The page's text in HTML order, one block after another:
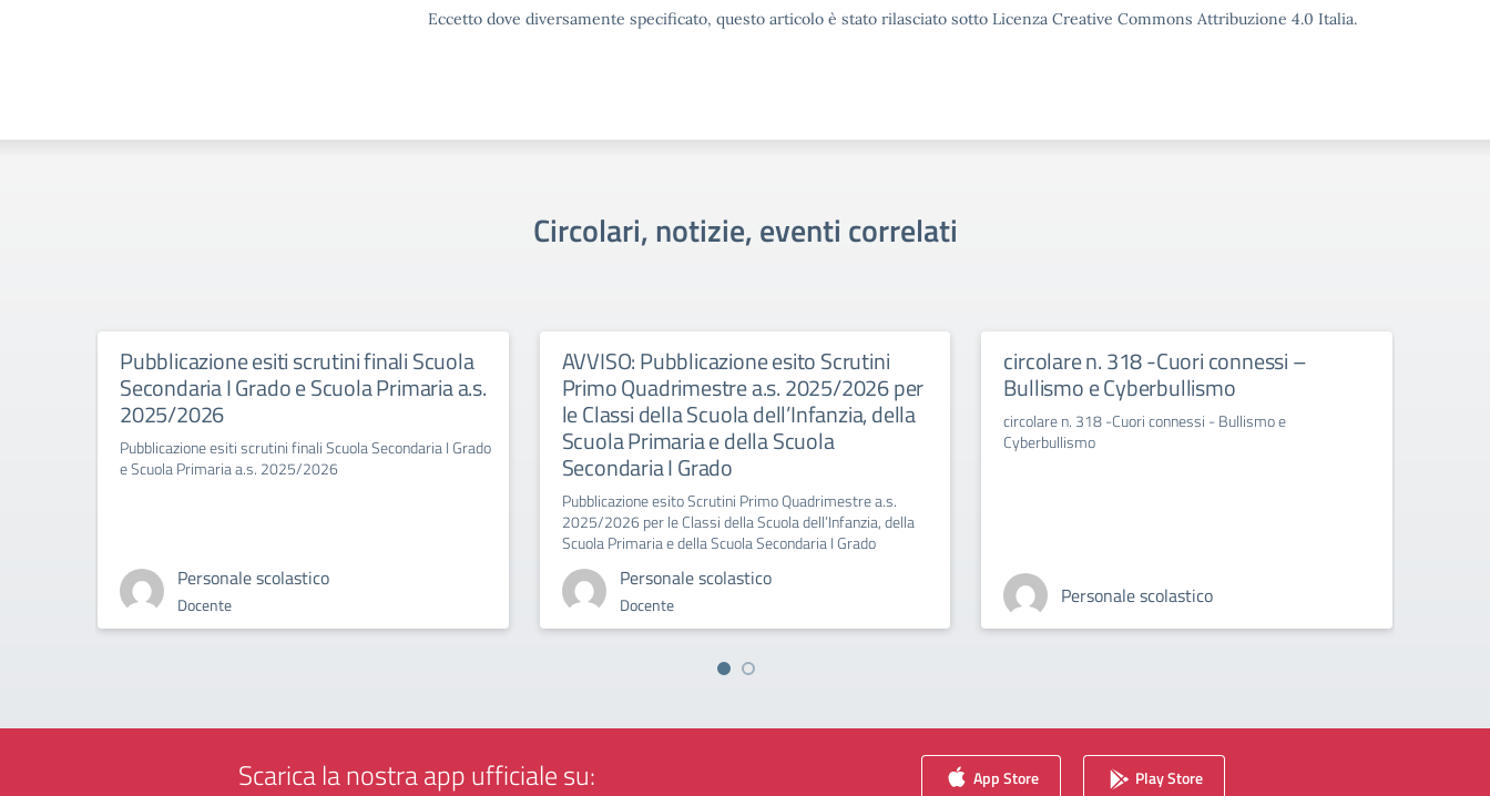
Eccetto dove diversamente specificato, questo articolo è stato rilasciato sotto Licenza Creative Commons Attribuzione 4.0 Italia.
Circolari, notizie, eventi correlati
Pubblicazione esiti scrutini finali Scuola
Secondaria I Grado e Scuola Primaria a.s.
2025/2026
Pubblicazione esiti scrutini finali Scuola Secondaria I Grado
e Scuola Primaria a.s. 2025/2026
Personale scolastico
Docente
AVVISO: Pubblicazione esito Scrutini
Primo Quadrimestre a.s. 2025/2026 per
le Classi della Scuola dell’Infanzia, della
Scuola Primaria e della Scuola
Secondaria I Grado
Pubblicazione esito Scrutini Primo Quadrimestre a.s.
2025/2026 per le Classi della Scuola dell’Infanzia, della
Scuola Primaria e della Scuola Secondaria I Grado
Personale scolastico
Docente
circolare n. 318 -Cuori connessi –
Bullismo e Cyberbullismo
circolare n. 318 -Cuori connessi - Bullismo e
Cyberbullismo
Personale scolastico
Scarica la nostra app ufficiale su: App Store Play Store